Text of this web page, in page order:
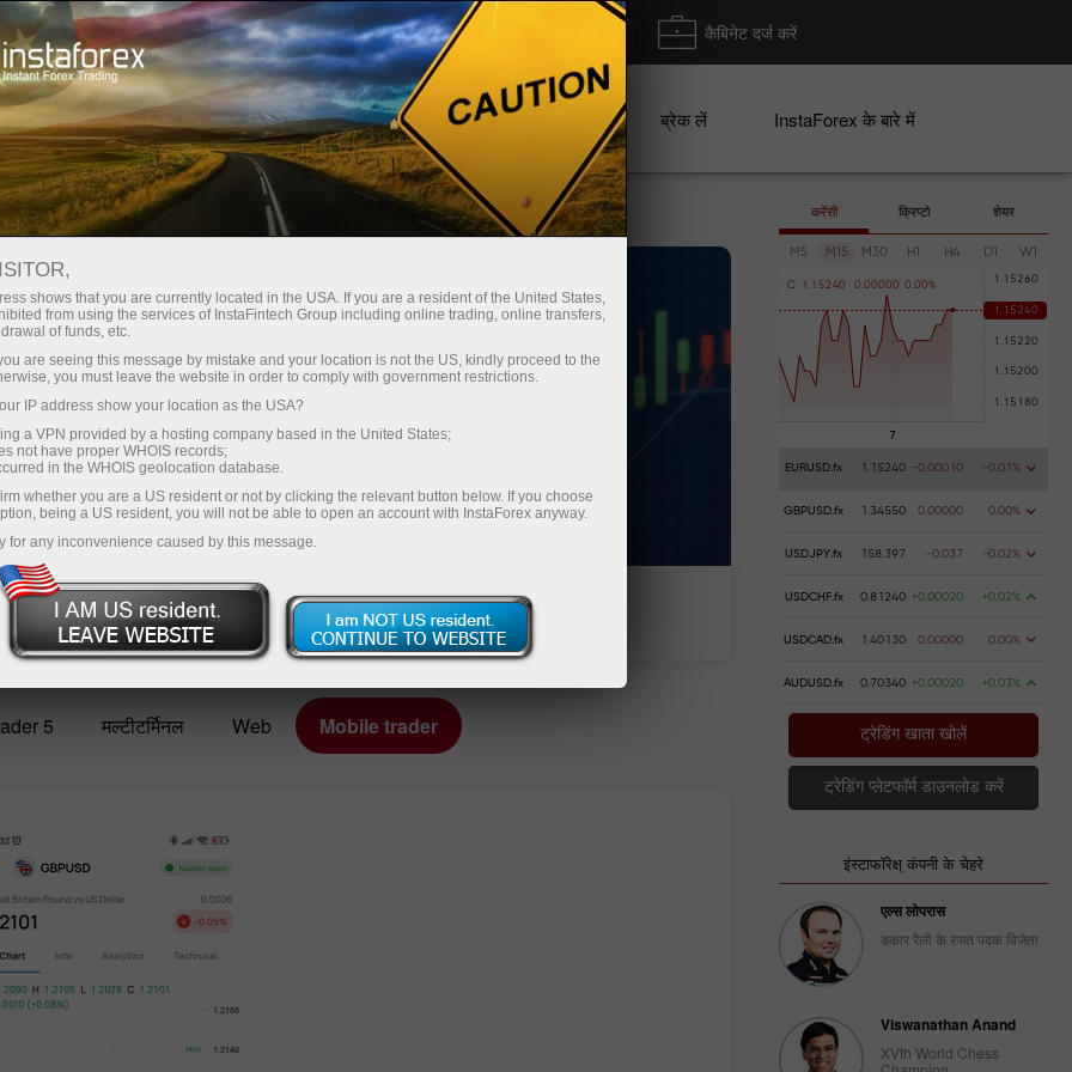
तुरंत खाता खोलना ट्रेडिंग प्लेटफॉर्म कैबिनेट दर्ज करें
के लिए निवेशकों के लिए भागीदारों के लिए अभियान ब्रेक लें InstaForex के बारे में
है जो
से पूरा
है।
करना है।
अच्छे से
पैसे जमा करें
5 मल्टीटर्मिनल Web Mobile trader
करेंसी क्रिप्टो शेयर
M5 M15 M30 H1 H4 D1 W1
C 1 . 1 52 40 0 .00000 0 .00%
EURUSD.fx 1.15240 -0.00010 -0.01%
GBPUSD.fx 1.34550 0.00000 0.00%
USDJPY.fx 158.397 -0.037 -0.02%
USDCHF.fx 0.81240 +0.00020 +0.02%
USDCAD.fx 1.40130 0.00000 0.00%
AUDUSD.fx 0.70340 +0.00020 +0.03%
ट्रेडिंग खाता खोलें
ट्रेडिंग प्लेटफॉर्म डाउनलोड करें
इंस्टाफॉरेक्ष् कंपनी के चेहरे
एल्स लोपरास
डकार रैली के रजत पदक विजेता
Viswanathan Anand
XVth World Chess
shows that you are currently located in the USA. If you are a resident of the United States,
from using the services of InstaFintech Group including online trading, online transfers,
of funds, etc.
are seeing this message by mistake and your location is not the US, kindly proceed to the
you must leave the website in order to comply with government restrictions.
IP address show your location as the USA?
a VPN provided by a hosting company based in the United States;
not have proper WHOIS records;
in the WHOIS geolocation database.
whether you are a US resident or not by clicking the relevant button below. If you choose
being a US resident, you will not be able to open an account with InstaForex anyway.
for any inconvenience caused by this message.